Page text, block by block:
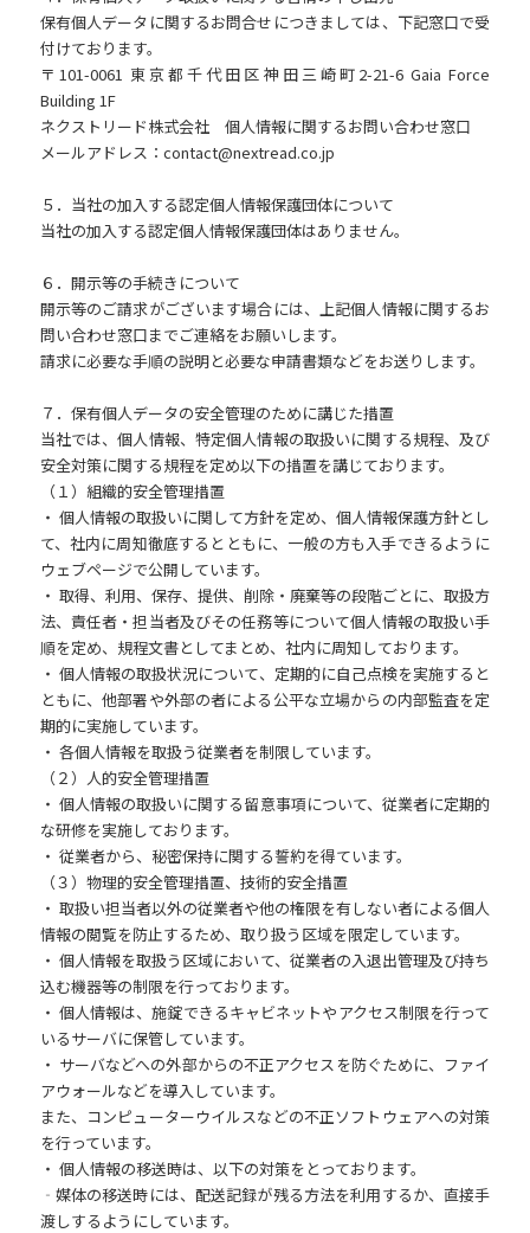
保有個人データに関するお問合せにつきましては、下記窓口で受
付けております。
〒101-0061 東京都千代田区神田三崎町2-21-6 Gaia Force
Building 1F
ネクストリード株式会社 個人情報に関するお問い合わせ窓口
メールアドレス：contact@nextread.co.jp
５．当社の加入する認定個人情報保護団体について
当社の加入する認定個人情報保護団体はありません。
６．開示等の手続きについて
開示等のご請求がございます場合には、上記個人情報に関するお
問い合わせ窓口までご連絡をお願いします。
請求に必要な手順の説明と必要な申請書類などをお送りします。
７．保有個人データの安全管理のために講じた措置
当社では、個人情報、特定個人情報の取扱いに関する規程、及び
安全対策に関する規程を定め以下の措置を講じております。
（１）組織的安全管理措置
・ 個人情報の取扱いに関して方針を定め、個人情報保護方針とし
て、社内に周知徹底するとともに、一般の方も入手できるように
ウェブページで公開しています。
・ 取得、利用、保存、提供、削除・廃棄等の段階ごとに、取扱方
法、責任者・担当者及びその任務等について個人情報の取扱い手
順を定め、規程文書としてまとめ、社内に周知しております。
・ 個人情報の取扱状況について、定期的に自己点検を実施すると
ともに、他部署や外部の者による公平な立場からの内部監査を定
期的に実施しています。
・ 各個人情報を取扱う従業者を制限しています。
（２）人的安全管理措置
・ 個人情報の取扱いに関する留意事項について、従業者に定期的
な研修を実施しております。
・ 従業者から、秘密保持に関する誓約を得ています。
（３）物理的安全管理措置、技術的安全措置
・ 取扱い担当者以外の従業者や他の権限を有しない者による個人
情報の閲覧を防止するため、取り扱う区域を限定しています。
・ 個人情報を取扱う区域において、従業者の入退出管理及び持ち
込む機器等の制限を行っております。
・ 個人情報は、施錠できるキャビネットやアクセス制限を行って
いるサーバに保管しています。
・ サーバなどへの外部からの不正アクセスを防ぐために、ファイ
アウォールなどを導入しています。
また、コンピューターウイルスなどの不正ソフトウェアへの対策
を行っています。
・ 個人情報の移送時は、以下の対策をとっております。
‐媒体の移送時には、配送記録が残る方法を利用するか、直接手
渡しするようにしています。